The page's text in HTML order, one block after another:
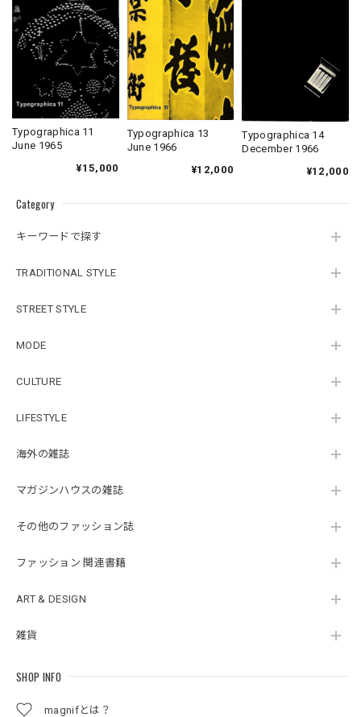
Category
キーワードで探す
TRADITIONAL STYLE
STREET STYLE
MODE
CULTURE
LIFESTYLE
海外の雑誌
マガジンハウスの雑誌
その他のファッション誌
ファッション 関連書籍
ART & DESIGN
雑貨
SHOP INFO
magnifとは？
Typographica 11
June 1965
¥15,000
Typographica 13
June 1966
¥12,000
Typographica 14
December 1966
¥12,000